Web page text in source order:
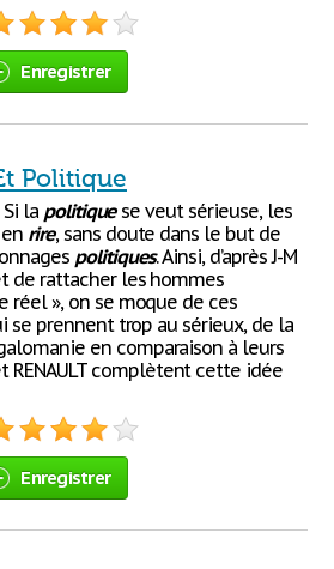
Enregistrer
Politique
Si la politiquese veut sérieuse, les
rire, sans doute dans le but de
politiques. Ainsi, d’après J-M
de rattacher les hommes
réel », on se moque de ces
se prennent trop au sérieux, de la
en comparaison à leurs
RENAULT complètent cette idée
Enregistrer